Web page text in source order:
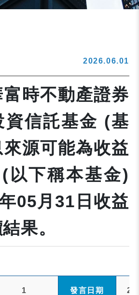
2026.06.01
時不動產證券
資信託基金 (基
源可能為收益
以下稱本基金)
05月31日收益
果。
1 發言日期